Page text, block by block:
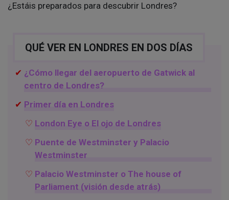
¿Estáis preparados para descubrir Londres?
QUÉ VER EN LONDRES EN DOS DÍAS
¿Cómo llegar del aeropuerto de Gatwick al
centro de Londres?
Primer día en Londres
London Eye o El ojo de Londres
Puente de Westminster y Palacio
Westminster
Palacio Westminster o The house of
Parliament (visión desde atrás)